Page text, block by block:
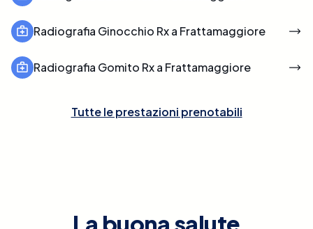
Radiografia Ginocchio Rx a Frattamaggiore
Radiografia Gomito Rx a Frattamaggiore
Tutte le prestazioni prenotabili
La buona salute